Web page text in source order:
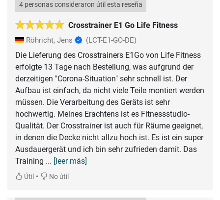
Crosstrainer E1 Go Life Fitness
4 personas consideraron útil esta reseña
Röhricht, Jens (LCT-E1-GO-DE)
Die Lieferung des Crosstrainers E1Go von Life Fitness
erfolgte 13 Tage nach Bestellung, was aufgrund der
derzeitigen "Corona-Situation" sehr schnell ist. Der
Aufbau ist einfach, da nicht viele Teile montiert werden
müssen. Die Verarbeitung des Geräts ist sehr
hochwertig. Meines Erachtens ist es Fitnessstudio-
Qualität. Der Crosstrainer ist auch für Räume geeignet,
in denen die Decke nicht allzu hoch ist. Es ist ein super
Ausdauergerät und ich bin sehr zufrieden damit. Das
Training ... [leer más]
Útil • No útil